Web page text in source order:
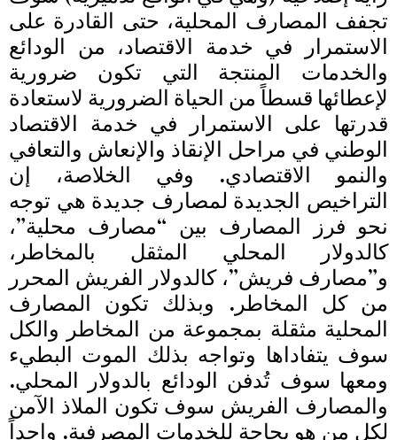
تجفف المصارف المحلية، حتى القادرة على
الاستمرار في خدمة الاقتصاد، من الودائع
والخدمات المنتجة التي تكون ضرورية
لإعطائها قسطاً من الحياة الضرورية لاستعادة
قدرتها على الاستمرار في خدمة الاقتصاد
الوطني في مراحل الإنقاذ والإنعاش والتعافي
والنمو الاقتصادي. وفي الخلاصة، إن
التراخيص الجديدة لمصارف جديدة هي توجه
نحو فرز المصارف بين “مصارف محلية”،
كالدولار المحلي المثقل بالمخاطر،
و”مصارف فريش”، كالدولار الفريش المحرر
من كل المخاطر. وبذلك تكون المصارف
المحلية مثقلة بمجموعة من المخاطر والكل
سوف يتفاداها وتواجه بذلك الموت البطيء
ومعها سوف تُدفن الودائع بالدولار المحلي.
والمصارف الفريش سوف تكون الملاذ الآمن
لكل من هو بحاجة للخدمات المصرفية. واحداً